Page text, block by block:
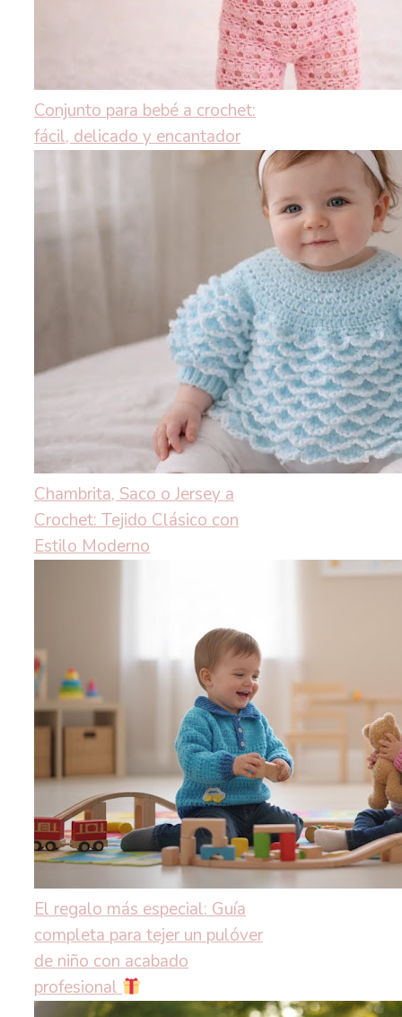
Conjunto para bebé a crochet:
fácil, delicado y encantador
Chambrita, Saco o Jersey a
Crochet: Tejido Clásico con
Estilo Moderno
El regalo más especial: Guía
completa para tejer un pulóver
de niño con acabado
profesional